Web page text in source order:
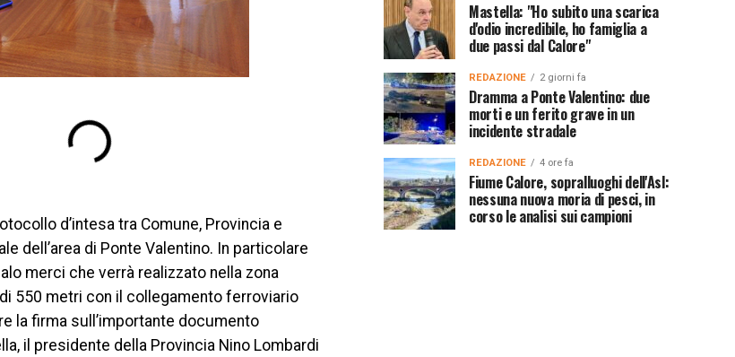
d’intesa tra Comune, Provincia e
dell’area di Ponte Valentino. In particolare
merci che verrà realizzato nella zona
550 metri con il collegamento ferroviario
la firma sull’importante documento
il presidente della Provincia Nino Lombardi
Mastella: "Ho subito una scarica
d'odio incredibile, ho famiglia a
due passi dal Calore"
REDAZIONE 2 giorni fa
Dramma a Ponte Valentino: due
morti e un ferito grave in un
incidente stradale
REDAZIONE 4 ore fa
Fiume Calore, sopralluoghi dell'Asl:
nessuna nuova moria di pesci, in
corso le analisi sui campioni